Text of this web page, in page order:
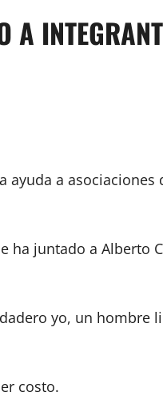
a
ha juntado a Alberto
yo, un hombre
costo.